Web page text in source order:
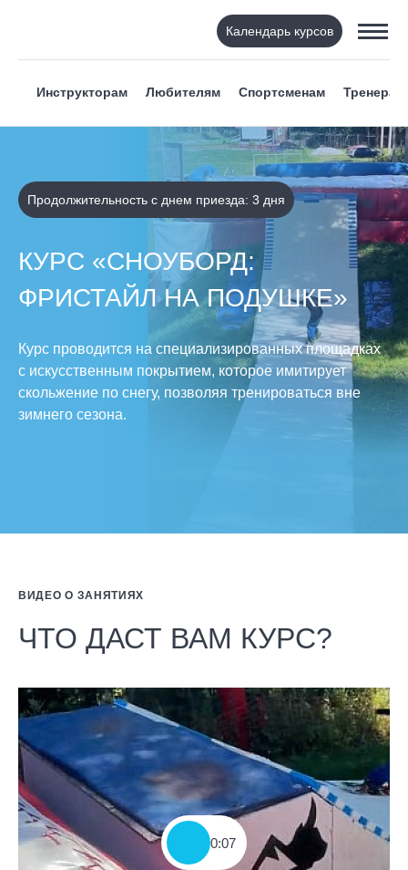
Календарь курсов
Инструкторам Любителям Спортсменам Тренерам
Продолжительность с днем приезда: 3 дня
КУРС «СНОУБОРД:
ФРИСТАЙЛ НА ПОДУШКЕ»
Курс проводится на специализированных площадках
с искусственным покрытием, которое имитирует
скольжение по снегу, позволяя тренироваться вне
зимнего сезона.
ВИДЕО О ЗАНЯТИЯХ
ЧТО ДАСТ ВАМ КУРС?
0:07